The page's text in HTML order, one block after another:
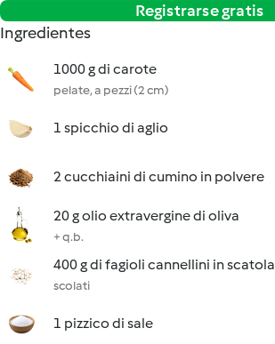
Registrarse gratis
Ingredientes
1000 g di carote
pelate, a pezzi (2 cm)
1 spicchio di aglio
2 cucchiaini di cumino in polvere
20 g olio extravergine di oliva
+ q.b.
400 g di fagioli cannellini in scatola
scolati
1 pizzico di sale